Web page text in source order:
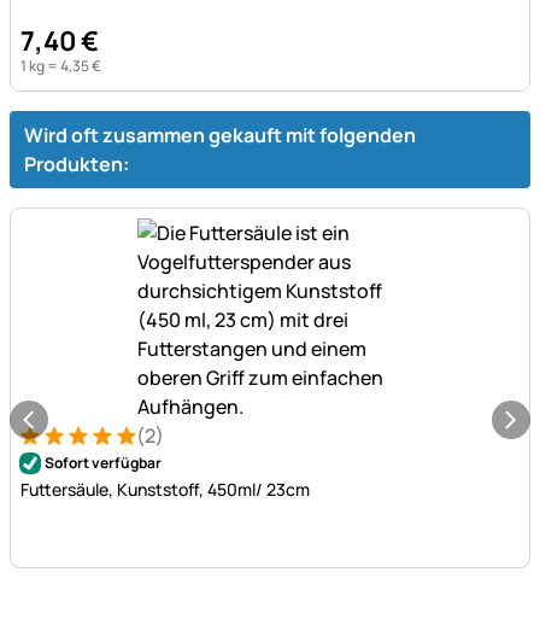
7,40€
1 kg =4,35€
Wird oft zusammen gekauft mit folgenden
Produkten:
Bewertung: 5 von 5 (2 Bewertungen)
2 Bewertungen
(2)
Sofort verfügbar
Futtersäule, Kunststoff, 450ml/ 23cm